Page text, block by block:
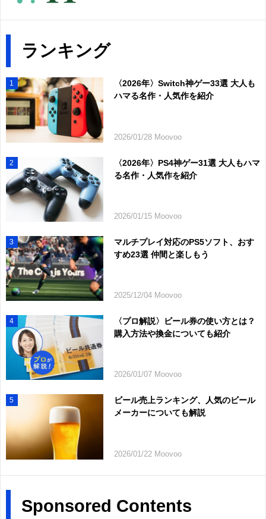
ランキング
1
〈2026年〉Switch神ゲー33選 大人も
ハマる名作・人気作を紹介
2026/01/28 Moovoo
2
〈2026年〉PS4神ゲー31選 大人もハマ
る名作・人気作を紹介
2026/01/15 Moovoo
3
マルチプレイ対応のPS5ソフト、おす
すめ23選 仲間と楽しもう
2025/12/04 Moovoo
4
〈プロ解説〉ビール券の使い方とは？
購入方法や換金についても紹介
2026/01/07 Moovoo
5
ビール売上ランキング、人気のビール
メーカーについても解説
2026/01/22 Moovoo
Sponsored Contents